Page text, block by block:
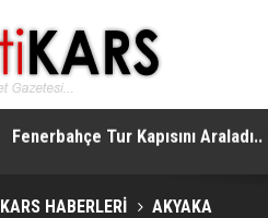
Suriye’de Kritik Temaslar Peş
KARS HABERLERİ AKYAKA